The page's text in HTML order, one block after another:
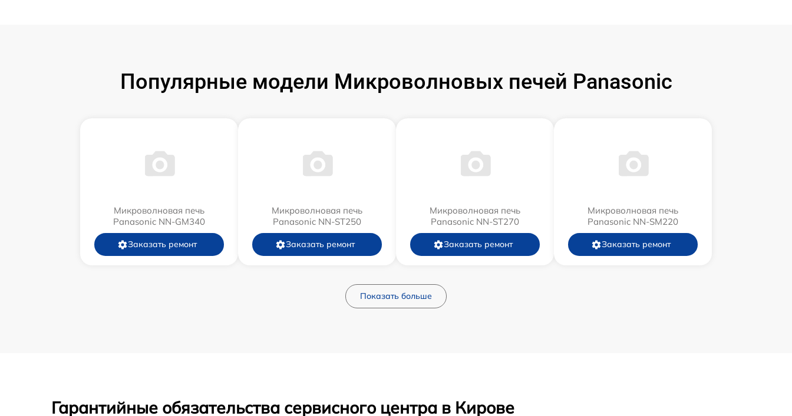
Популярные модели Микроволновых печей Panasonic
Микроволновая печь
Panasonic NN-GM340
Заказать ремонт
Микроволновая печь
Panasonic NN-ST250
Заказать ремонт
Микроволновая печь
Panasonic NN-ST270
Заказать ремонт
Микроволновая печь
Panasonic NN-SM220
Заказать ремонт
Показать больше
Гарантийные обязательства сервисного центра в Кирове